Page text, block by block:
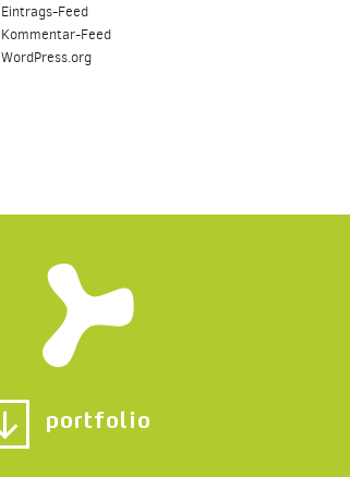
Eintrags-Feed
Kommentar-Feed
WordPress.org
portfolio